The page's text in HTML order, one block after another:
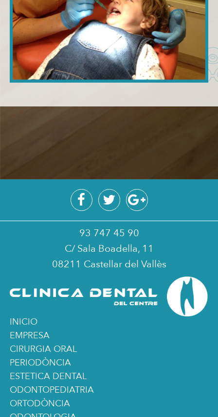
93 747 45 90
C/ Sala Boadella, 11
08211 Castellar del Vallès
INICIO
EMPRESA
CIRURGIA ORAL
PERIODÒNCIA
ESTETICA DENTAL
ODONTOPEDIATRIA
ORTODÒNCIA